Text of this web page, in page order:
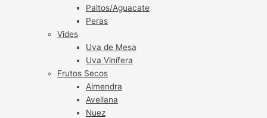
Paltos/Aguacate
Peras
Vides
Uva de Mesa
Uva Vinífera
Frutos Secos
Almendra
Avellana
Nuez